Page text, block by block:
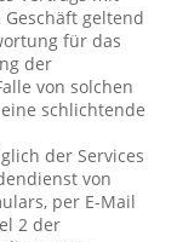
geltend
für das
der
von solchen
schlichtende
der Services
von
per E-Mail
2 der